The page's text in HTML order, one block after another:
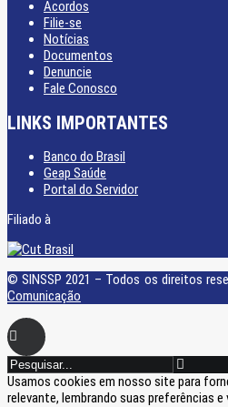
Acordos
Filie-se
Notícias
Documentos
Denuncie
Fale Conosco
LINKS IMPORTANTES
Banco do Brasil
Geap Saúde
Portal do Servidor
Filiado à
© SINSSP 2021 – Todos os direitos
Comunicação
Usamos cookies em nosso site para
relevante, lembrando suas preferências